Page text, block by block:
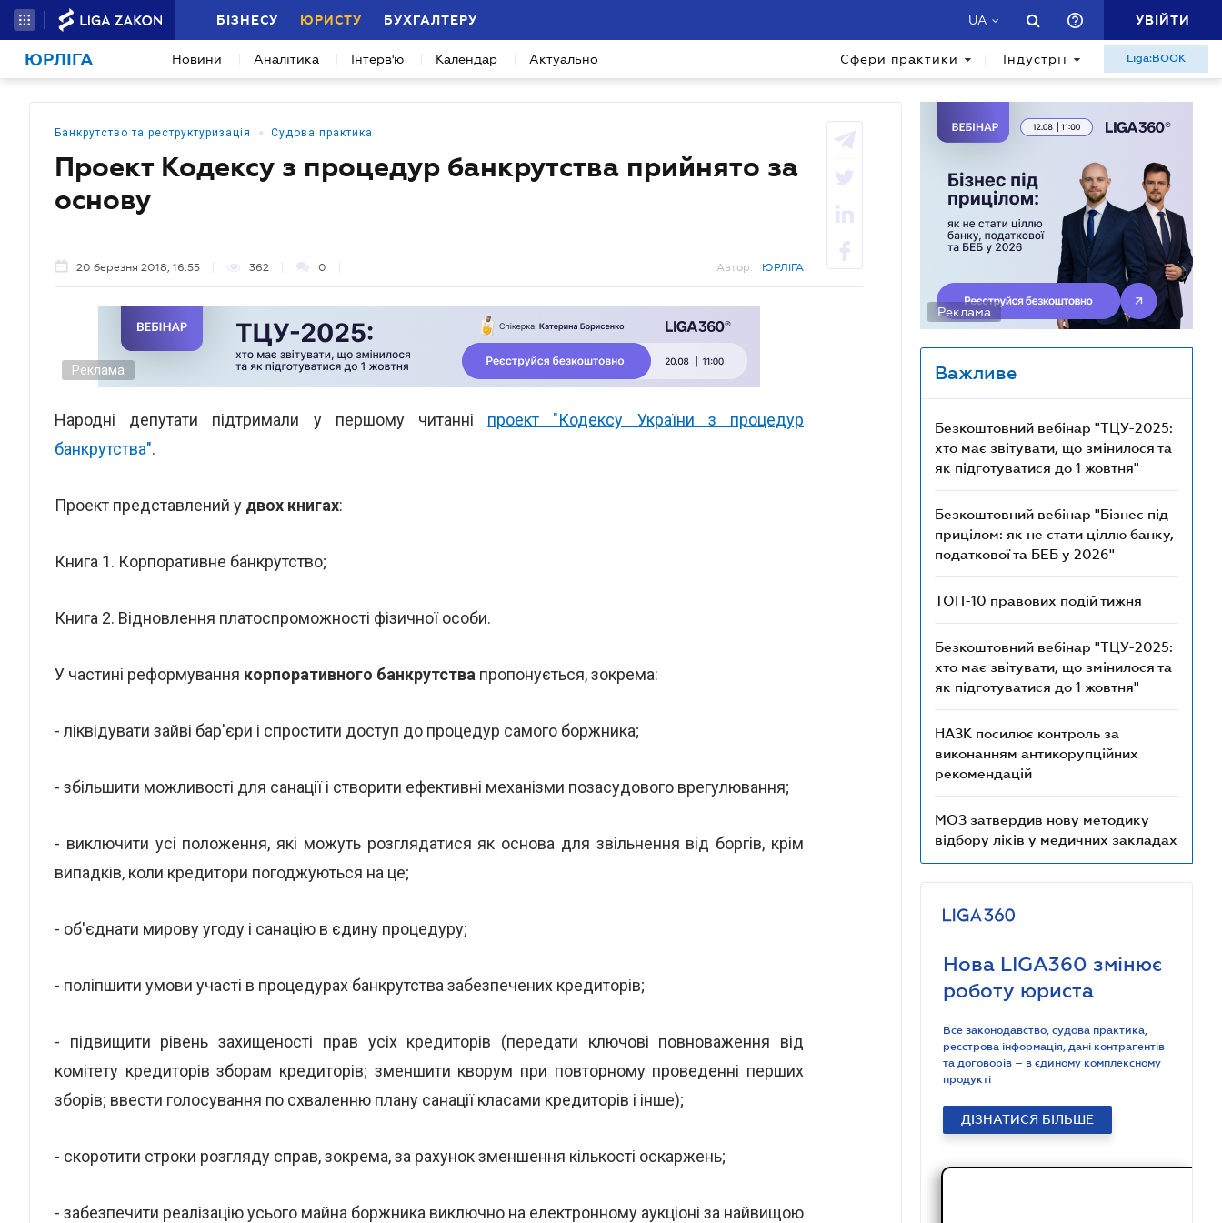
БІЗНЕСУ ЮРИСТУ БУХГАЛТЕРУ UA УВІЙТИ
ЮРЛІГА Новини Аналітика Інтерв'ю Календар Актуально Сфери практики Індустрії Liga:BOOK
Банкрутство та реструктуризація • Судова практика
Проект Кодексу з процедур банкрутства прийнято за
основу
20 березня 2018, 16:55 362 0 Автор: ЮРЛІГА
Реклама
Народні депутати підтримали у першому читанні проект "Кодексу України з процедур
банкрутства".
Проект представлений у двох книгах:
Книга 1. Корпоративне банкрутство;
Книга 2. Відновлення платоспроможності фізичної особи.
У частині реформування корпоративного банкрутства пропонується, зокрема:
- ліквідувати зайві бар'єри і спростити доступ до процедур самого боржника;
- збільшити можливості для санації і створити ефективні механізми позасудового врегулювання;
- виключити усі положення, які можуть розглядатися як основа для звільнення від боргів, крім
випадків, коли кредитори погоджуються на це;
- об'єднати мирову угоду і санацію в єдину процедуру;
- поліпшити умови участі в процедурах банкрутства забезпечених кредиторів;
- підвищити рівень захищеності прав усіх кредиторів (передати ключові повноваження від
комітету кредиторів зборам кредиторів; зменшити кворум при повторному проведенні перших
зборів; ввести голосування по схваленню плану санації класами кредиторів і інше);
- скоротити строки розгляду справ, зокрема, за рахунок зменшення кількості оскаржень;
- забезпечити реалізацію усього майна боржника виключно на електронному аукціоні за найвищою
Реклама
Важливе
Безкоштовний вебінар "ТЦУ-2025:
хто має звітувати, що змінилося та
як підготуватися до 1 жовтня"
Безкоштовний вебінар "Бізнес під
прицілом: як не стати ціллю банку,
податкової та БЕБ у 2026"
ТОП-10 правових подій тижня
Безкоштовний вебінар "ТЦУ-2025:
хто має звітувати, що змінилося та
як підготуватися до 1 жовтня"
НАЗК посилює контроль за
виконанням антикорупційних
рекомендацій
МОЗ затвердив нову методику
відбору ліків у медичних закладах
Нова LIGA360 змінює
роботу юриста
Все законодавство, судова практика,
реєстрова інформація, дані контрагентів
та договорів – в єдиному комплексному
продукті
ДІЗНАТИСЯ БІЛЬШЕ